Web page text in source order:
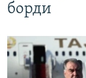
борди